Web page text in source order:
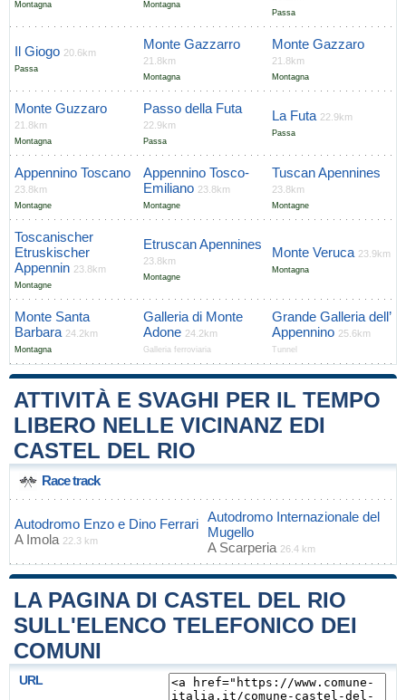
Montagna Montagna
Passa
Il Giogo 20.6km
Passa
Monte Gazzarro
21.8km
Montagna
Monte Gazzaro
21.8km
Montagna
Monte Guzzaro
21.8km
Montagna
Passo della Futa
22.9km
Passa
La Futa 22.9km
Passa
Appennino Toscano
23.8km
Montagne
Appennino Tosco-
Emiliano 23.8km
Montagne
Tuscan Apennines
23.8km
Montagne
Toscanischer
Etruskischer
Appennin 23.8km
Montagne
Etruscan Apennines
23.8km
Montagne
Monte Veruca 23.9km
Montagna
Monte Santa
Barbara 24.2km
Montagna
Galleria di Monte
Adone 24.2km
Galleria ferroviaria
Grande Galleria dell’
Appennino 25.6km
Tunnel
ATTIVITÀ E SVAGHI PER IL TEMPO
LIBERO NELLE VICINANZ EDI
CASTEL DEL RIO
Race track
Autodromo Enzo e Dino Ferrari
A Imola 22.3 km
Autodromo Internazionale del
Mugello
A Scarperia 26.4 km
LA PAGINA DI CASTEL DEL RIO
SULL'ELENCO TELEFONICO DEI
COMUNI
URL